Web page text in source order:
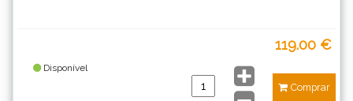
119.00 €
Disponível
Comprar